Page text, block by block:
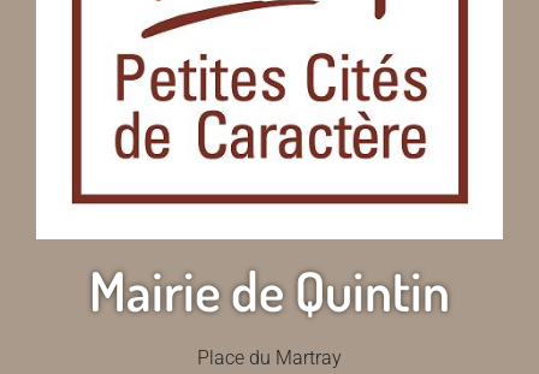
Mairie de Quintin
Place du Martray